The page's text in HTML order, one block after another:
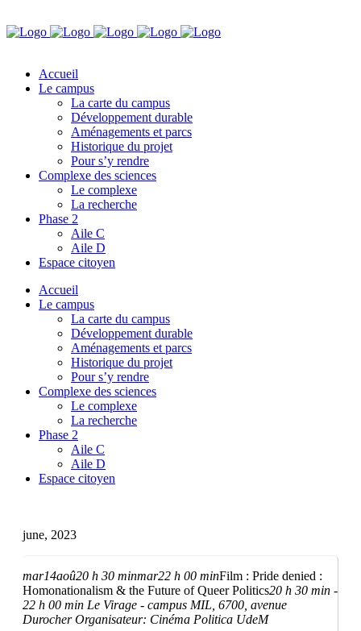
Accueil
Le campus
La carte du campus
Développement durable
Aménagements et parcs
Historique du projet
Pour s’y rendre
Complexe des sciences
Le complexe
La recherche
Phase 2
Aile C
Aile D
Espace citoyen
Accueil
Le campus
La carte du campus
Développement durable
Aménagements et parcs
Historique du projet
Pour s’y rendre
Complexe des sciences
Le complexe
La recherche
Phase 2
Aile C
Aile D
Espace citoyen
june, 2023
mar14aoû20 h 30 minmar22 h 00 minFilm : Pride denied :
Homonationalism & the Future of Queer Politics20 h 30 min -
22 h 00 min Le Virage - campus MIL , 6700, avenue
Durocher Organisateur: Cinéma Politica UdeM